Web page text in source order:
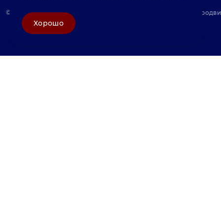
© «Велунд нержавейка» 2025, Разработка и комплексное
Хорошо